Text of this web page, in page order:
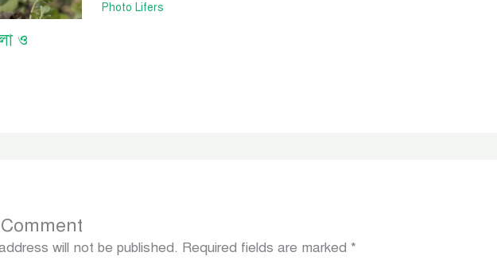
ও
Photo Lifers
will not be published. Required fields are marked *